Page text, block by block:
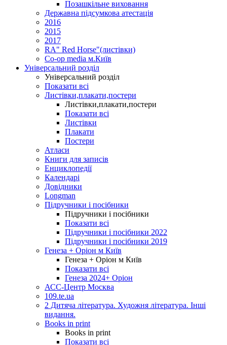
Позашкільне виховання
Державна підсумкова атестація
2016
2015
2017
RA" Red Horse"(листівки)
Co-op media м.Київ
Універсальний розділ
Універсальний розділ
Показати всі
Листівки,плакати,постери
Листівки,плакати,постери
Показати всі
Листівки
Плакати
Постери
Атласи
Книги для записів
Енциклопедії
Календарі
Довідники
Longman
Підручники і посібники
Підручники і посібники
Показати всі
Підручники і посібники 2022
Підручники і посібники 2019
Генеза + Оріон м Київ
Генеза + Оріон м Київ
Показати всі
Генеза 2024+ Оріон
АСС-Центр Москва
109.te.ua
2 Дитяча література. Художня література. Інші
видання.
Books in print
Books in print
Показати всі